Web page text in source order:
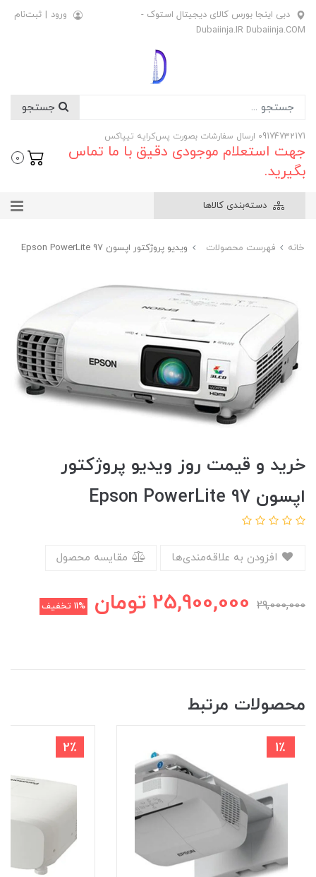
دبی اینجا بورس کالای دیجیتال استوک -
Dubaiinja.IR Dubaiinja.COM
ورود | ثبت‌نام
09174732171 ارسال سفارشات بصورت پس‌کرایه تیپاکس
جهت استعلام موجودی دقیق با ما تماس
بگیرید.
0
دسته‌بندی کالاها
خانه فهرست محصولات ویدیو پروژکتور اپسون Epson PowerLite 97
خرید و قیمت روز ویدیو پروژکتور
اپسون Epson PowerLite 97
مقایسه محصول
29,000,000
25,900,000 تومان 11% تخفیف
محصولات مرتبط
1٪ 2٪